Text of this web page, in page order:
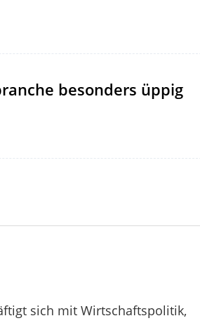
besonders üppig
sich mit Wirtschaftspolitik,